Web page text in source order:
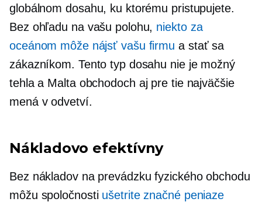
globálnom dosahu, ku ktorému pristupujete.
Bez ohľadu na vašu polohu, niekto za
oceánom môže nájsť vašu firmu a stať sa
zákazníkom. Tento typ dosahu nie je možný
tehla a Maltaobchodoch aj pre tie najväčšie
mená v odvetví.
Nákladovo efektívny
Bez nákladov na prevádzku fyzického obchodu
môžu spoločnosti ušetrite značné peniaze